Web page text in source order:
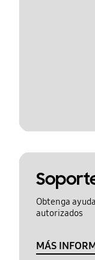
Obtenga
autorizados
MÁS